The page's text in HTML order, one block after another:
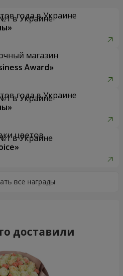
года в Украине
магазин
Award»
года в Украине
цветов
доставили